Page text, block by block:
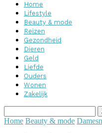
Home
Lifestyle
Beauty & mode
Reizen
Gezondheid
Dieren
Geld
Liefde
Ouders
Wonen
Zakelijk
Home Beauty & mode